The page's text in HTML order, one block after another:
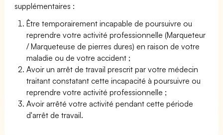
supplémentaires :
Être temporairement incapable de poursuivre ou
reprendre votre activité professionnelle (Marqueteur
/ Marqueteuse de pierres dures) en raison de votre
maladie ou de votre accident ;
Avoir un arrêt de travail prescrit par votre médecin
traitant constatant cette incapacité à poursuivre ou
reprendre votre activité professionnelle ;
Avoir arrêté votre activité pendant cette période
d'arrêt de travail.